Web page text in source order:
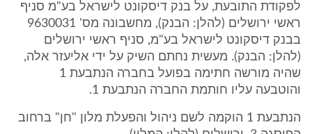
לפקודת התובעת, על בנק דיסקונט לישראל בע"מ סניף
ראשי ירושלים (להלן: הבנק), מחשבונה מס' 9630031
בבנק דיסקונט לישראל בע"מ, סניף ראשי ירושלים
(להלן: הבנק). מעשית נחתם השיק על ידי אליעזר אלה,
שהיה מורשה חתימה בפועל בחברה הנתבעת 1
והוטבעה עליו חותמת החברה הנתבעת 1.
הנתבעת 1 הוקמה לשם ניהול והפעלת מלון "חן" ברחוב